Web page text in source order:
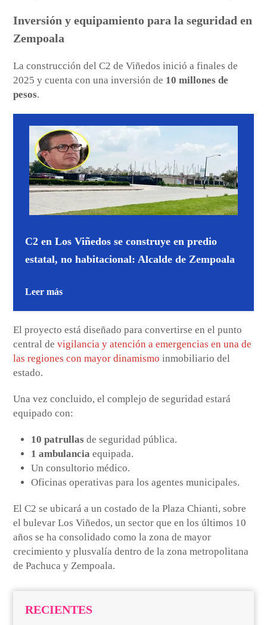
Inversión y equipamiento para la seguridad en
Zempoala
La construcción del C2 de Viñedos inició a finales de
2025 y cuenta con una inversión de 10 millones de
pesos.
C2 en Los Viñedos se construye en predio
estatal, no habitacional: Alcalde de Zempoala
Leer más
El proyecto está diseñado para convertirse en el punto
central devigilancia y atención a emergencias en una de
las regiones con mayor dinamismo inmobiliario del
estado.
Una vez concluido, el complejo de seguridad estará
equipado con:
10 patrullas de seguridad pública.
1 ambulancia equipada.
Un consultorio médico.
Oficinas operativas para los agentes municipales.
El C2 se ubicará a un costado de la Plaza Chianti, sobre
el bulevar Los Viñedos, un sector que en los últimos 10
años se ha consolidado como la zona de mayor
crecimiento y plusvalía dentro de la zona metropolitana
de Pachuca y Zempoala.
RECIENTES